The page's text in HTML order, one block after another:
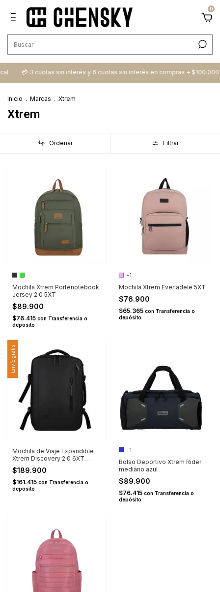
0
💳​ 3 cuotas sin interés y 6 cuotas sin interés en compras + $100.000
Inicio . Marcas . Xtrem
Xtrem
Ordenar Filtrar
Mochila Xtrem Portenotebook
Jersey 2.0 5XT
$89.900
$76.415 con Transferencia o
depósito
+1
Mochila Xtrem Everladele 5XT
$76.900
$65.365 con Transferencia o
depósito
Envío gratis
Mochila de Viaje Expandible
Xtrem Discovery 2.0 6XT
Negra - Porta Notebook 16"
$189.900
$161.415 con Transferencia o
depósito
+1
Bolso Deportivo Xtrem Rider
mediano azul
$89.900
$76.415 con Transferencia o
depósito